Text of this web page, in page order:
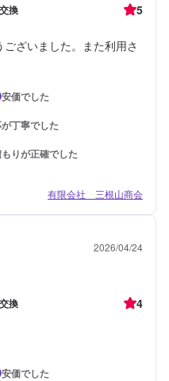
換 5
ざいました。また利用さ
安価でした
丁寧でした
もりが正確でした
有限会社 三根山商会
2026/04/24
換 4
安価でした